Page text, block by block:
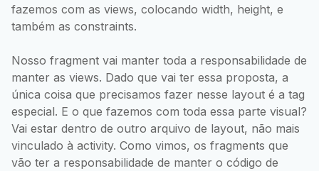
fazemos com as views, colocando width, height, e
também as constraints.
Nosso fragment vai manter toda a responsabilidade de
manter as views. Dado que vai ter essa proposta, a
única coisa que precisamos fazer nesse layout é a tag
especial. E o que fazemos com toda essa parte visual?
Vai estar dentro de outro arquivo de layout, não mais
vinculado à activity. Como vimos, os fragments que
vão ter a responsabilidade de manter o código de